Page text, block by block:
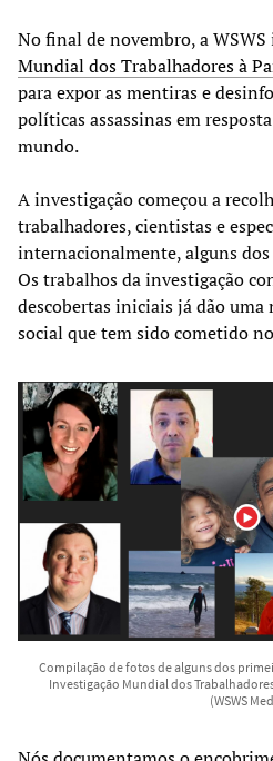
No final de novembro, a
Mundial dos Trabalhadores à
para expor as mentiras e
políticas assassinas em
mundo.
A investigação começou a
trabalhadores, cientistas e
internacionalmente, alguns
Os trabalhos da investigação
descobertas iniciais já dão uma
social que tem sido cometido
Compilação de fotos de alguns dos
Investigação Mundial dos
(WSWS